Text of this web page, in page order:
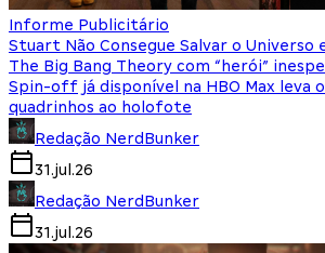
Informe Publicitário
Stuart Não Consegue Salvar o Universo
The Big Bang Theory com “herói”
Spin-off já disponível na HBO Max leva
quadrinhos ao holofote
Redação NerdBunker
31.jul.26
Redação NerdBunker
31.jul.26